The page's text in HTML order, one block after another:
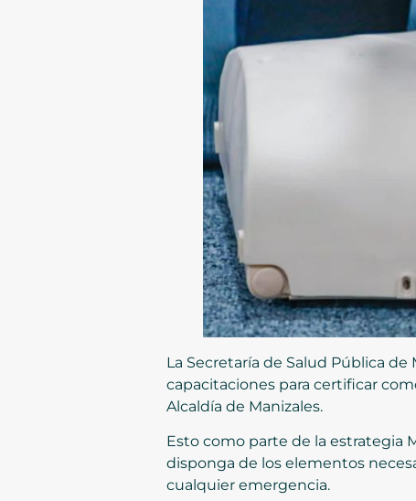
La Secretaría de Salud Pública de
capacitaciones para certificar
Alcaldía de Manizales.
Esto como parte de la estrategia
disponga de los elementos
cualquier emergencia.